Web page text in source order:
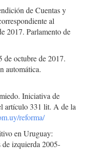
de Cuentas y
al
2017. Parlamento de
octubre de 2017.
automática.
Iniciativa de
artículo 331 lit. A de la
reforma/
en Uruguay:
izquierda 2005-